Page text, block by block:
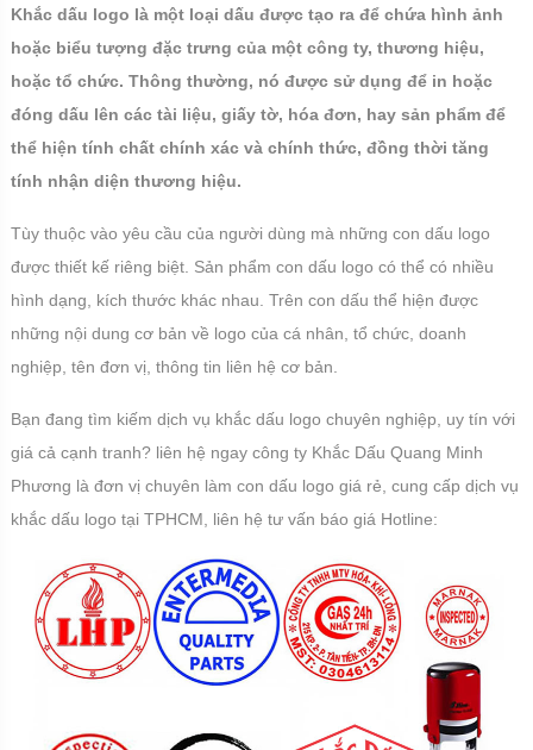
Khắc dấu logo là một loại dấu được tạo ra để chứa hình ảnh
hoặc biểu tượng đặc trưng của một công ty, thương hiệu,
hoặc tổ chức. Thông thường, nó được sử dụng để in hoặc
đóng dấu lên các tài liệu, giấy tờ, hóa đơn, hay sản phẩm để
thể hiện tính chất chính xác và chính thức, đồng thời tăng
tính nhận diện thương hiệu.
Tùy thuộc vào yêu cầu của người dùng mà những con dấu logo
được thiết kế riêng biệt. Sản phẩm con dấu logo có thể có nhiều
hình dạng, kích thước khác nhau. Trên con dấu thể hiện được
những nội dung cơ bản về logo của cá nhân, tổ chức, doanh
nghiệp, tên đơn vị, thông tin liên hệ cơ bản.
Bạn đang tìm kiếm dịch vụ khắc dấu logo chuyên nghiệp, uy tín với
giá cả cạnh tranh? liên hệ ngay công ty Khắc Dấu Quang Minh
Phương là đơn vị chuyên làm con dấu logo giá rẻ, cung cấp dịch vụ
khắc dấu logo tại TPHCM, liên hệ tư vấn báo giá Hotline: